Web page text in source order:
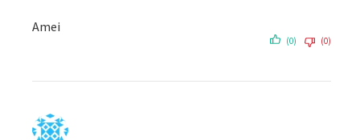
Amei
(0) (0)